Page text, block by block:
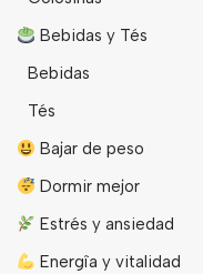
Bebidas y Tés
Bebidas
Tés
Bajar de peso
Dormir mejor
Estrés y ansiedad
Energîa y vitalidad